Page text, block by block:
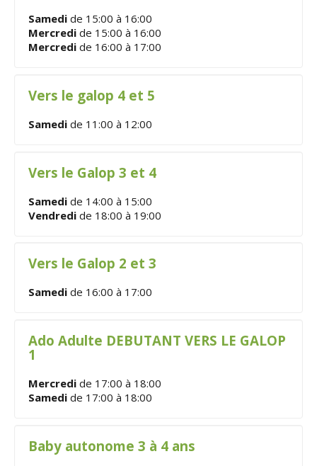
Samedi de 15:00 à 16:00
Mercredi de 15:00 à 16:00
Mercredi de 16:00 à 17:00
Vers le galop 4 et 5
Samedi de 11:00 à 12:00
Vers le Galop 3 et 4
Samedi de 14:00 à 15:00
Vendredi de 18:00 à 19:00
Vers le Galop 2 et 3
Samedi de 16:00 à 17:00
Ado Adulte DEBUTANT VERS LE GALOP
1
Mercredi de 17:00 à 18:00
Samedi de 17:00 à 18:00
Baby autonome 3 à 4 ans